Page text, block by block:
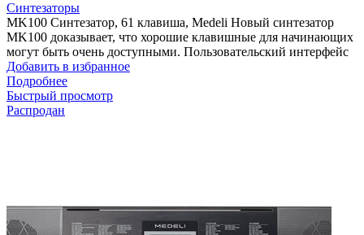
Синтезаторы
MK100 Синтезатор, 61 клавиша, Medeli Новый синтезатор
MK100 доказывает, что хорошие клавишные для начинающих
могут быть очень доступными. Пользовательский интерфейс
Добавить в избранное
Подробнее
Быстрый просмотр
Распродан